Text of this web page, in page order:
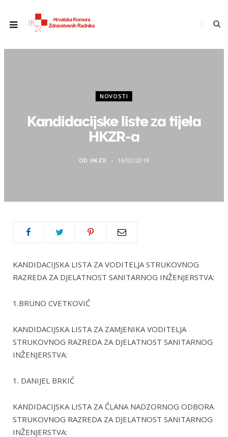
NOVOSTI
Kandidacijske liste za tijela
HKZR-a
OD HKZR 16/02/2018
KANDIDACIJSKA LISTA ZA VODITELJA STRUKOVNOG
RAZREDA ZA DJELATNOST SANITARNOG INŽENJERSTVA:
1.BRUNO CVETKOVIĆ
KANDIDACIJSKA LISTA ZA ZAMJENIKA VODITELJA
STRUKOVNOG RAZREDA ZA DJELATNOST SANITARNOG
INŽENJERSTVA:
1. DANIJEL BRKIĆ
KANDIDACIJSKA LISTA ZA ČLANA NADZORNOG ODBORA
STRUKOVNOG RAZREDA ZA DJELATNOST SANITARNOG
INŽENJERSTVA: